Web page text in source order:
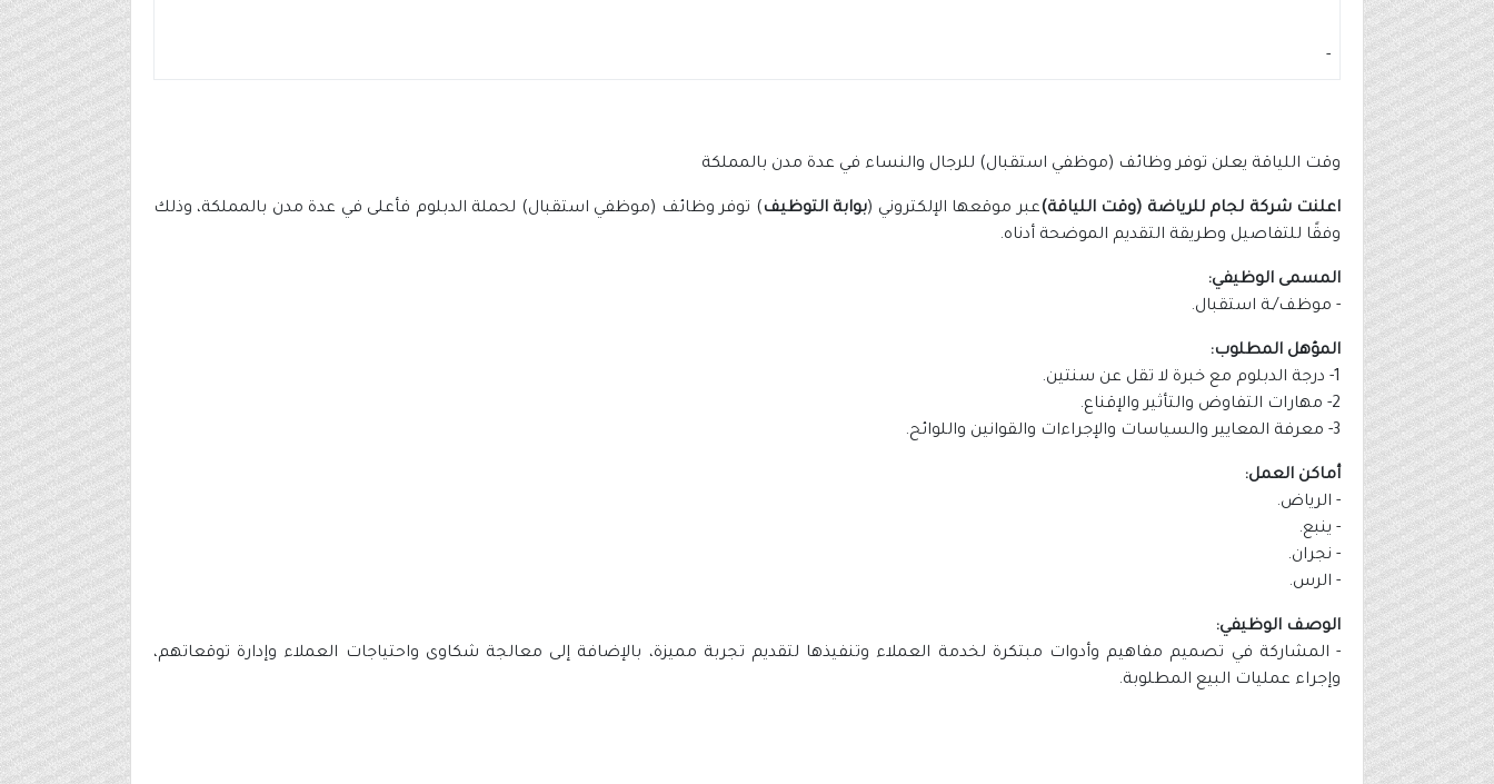
-
وقت اللياقة يعلن توفر وظائف (موظفي استقبال) للرجال والنساء في عدة مدن بالمملكة
اعلنت شركة لجام للرياضة (وقت اللياقة)عبر موقعها الإلكتروني (بوابة التوظيف) توفر وظائف (موظفي استقبال) لحملة الدبلوم فأعلى في عدة مدن بالمملكة، وذلك
وفقًا للتفاصيل وطريقة التقديم الموضحة أدناه.
المسمى الوظيفي:
- موظف/ـة استقبال.
المؤهل المطلوب:
1- درجة الدبلوم مع خبرة لا تقل عن سنتين.
2- مهارات التفاوض والتأثير والإقناع.
3- معرفة المعايير والسياسات والإجراءات والقوانين واللوائح.
أماكن العمل:
- الرياض.
- ينبع.
- نجران.
- الرس.
الوصف الوظيفي:
- المشاركة في تصميم مفاهيم وأدوات مبتكرة لخدمة العملاء وتنفيذها لتقديم تجربة مميزة، بالإضافة إلى معالجة شكاوى واحتياجات العملاء وإدارة توقعاتهم،
وإجراء عمليات البيع المطلوبة.